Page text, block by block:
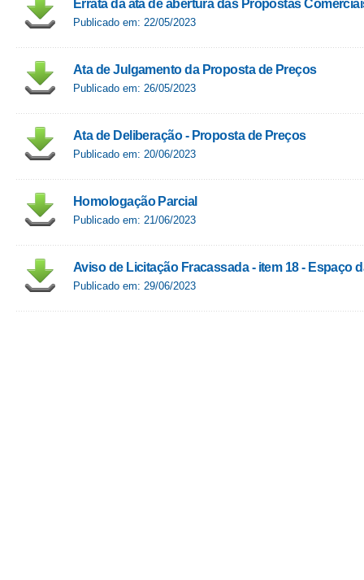
Errata da ata de abertura das Propostas
Publicado em: 22/05/2023
Ata de Julgamento da Proposta de Preços
Publicado em: 26/05/2023
Ata de Deliberação - Proposta de Preços
Publicado em: 20/06/2023
Homologação Parcial
Publicado em: 21/06/2023
Aviso de Licitação Fracassada - item 18 - Espaço
Publicado em: 29/06/2023